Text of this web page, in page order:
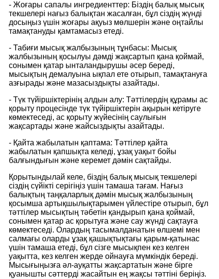
- Жоғары сапалы ингредиенттер: Біздің балық мысық
текшелері нағыз балықтан жасалған, бұл сіздің жүнді
досыңыз үшін жоғары ақуыз мөлшерін және оңтайлы
тамақтануды қамтамасыз етеді.
- Табиғи мысық жалбызының тұнбасы: Мысық
жалбызының қосылуы дәмді жақсартып қана қоймай,
сонымен қатар ынталандырушы әсер береді,
мысықтың демалуына ықпал ете отырып, тамақтануға
азғырады және мазасыздықты азайтады.
- Түк түйіршіктерінің алдын алу: Тәттілердің құрамы ас
қорыту процесінде түк түйіршіктерін ақырын кетіруге
көмектеседі, ас қорыту жүйесінің саулығын
жақсартады және жайсыздықты азайтады.
- Қайта жабылатын қаптама: Тәттілер қайта
жабылатын қапшықта келеді, ұзақ уақыт бойы
балғындығын және керемет дәмін сақтайды.
Қорытындылай келе, біздің балық мысық текшелері
сіздің сүйікті серігіңіз үшін тамаша тағам. Нағыз
балықтың таңқаларлық дәмін мысық жалбызының
қосымша артықшылықтарымен үйлестіре отырып, бұл
тәттілер мысықтың тәбетін қандырып қана қоймай,
сонымен қатар ас қорытуға және сау жүнді сақтауға
көмектеседі. Олардың тасымалданатын өлшемі мен
салмағы оларды ұзақ қашықтықтағы қарым-қатынас
үшін тамаша етеді, бұл сізге мысықпен кез келген
уақытта, кез келген жерде ойнауға мүмкіндік береді.
Мысығыңызға әл-ауқатты жақсартатын және бірге
қуанышты сәттерді жасайтын ең жақсы тәттіні беріңіз.